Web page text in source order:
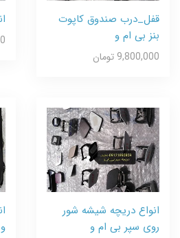
قفل_درب صندوق کاپوت
بنز بی ام و
9,800,000 تومان
انواع دریچه شیشه شور
روی سپر بی ام و
و